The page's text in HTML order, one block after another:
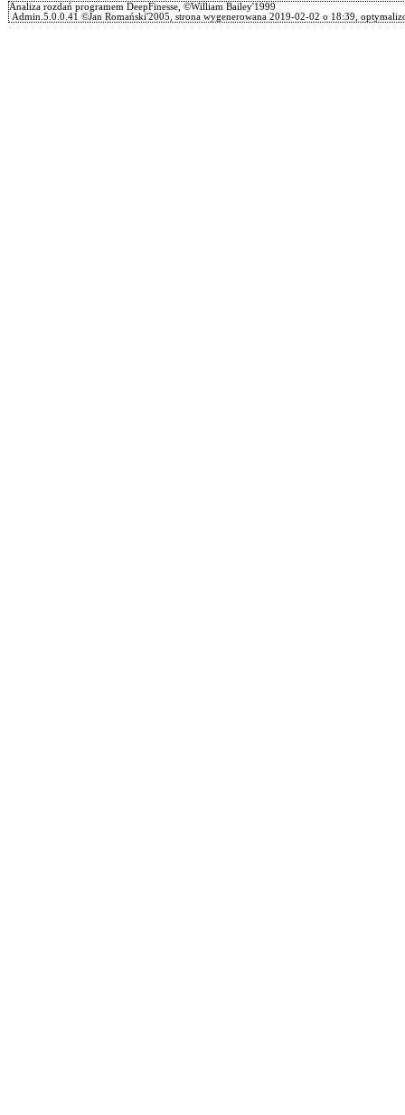
Analiza rozdań programem DeepFinesse, ©William Bailey'1999
Admin.5.0.0.41 ©Jan Romański'2005, strona wygenerowana 2019-02-02 o 18:39,